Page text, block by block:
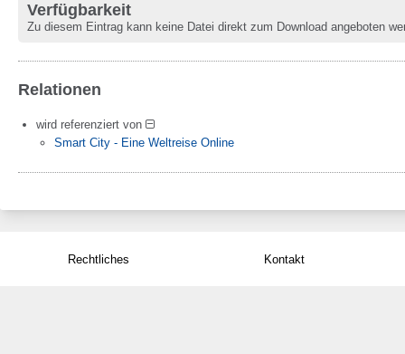
Verfügbarkeit
Zu diesem Eintrag kann keine Datei direkt zum Download angeboten
Relationen
wird referenziert von
Smart City - Eine Weltreise Online
Rechtliches Kontakt